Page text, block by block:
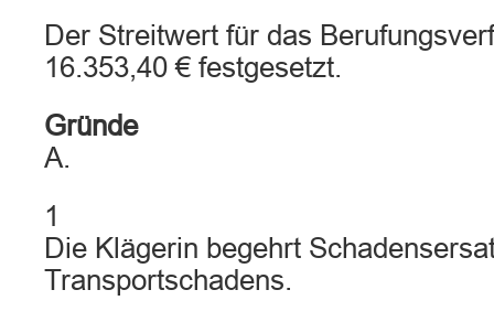
Der Streitwert für das
16.353,40 € festgesetzt.
Gründe
A.
1
Die Klägerin begehrt
Transportschadens.